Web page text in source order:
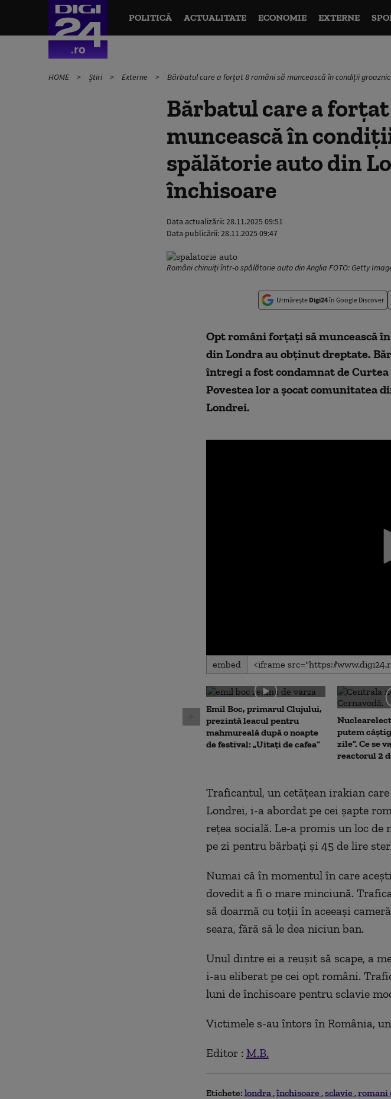
POLITICĂ ACTUALITATE ECONOMIE EXTERNE
HOME Știri Externe Bărbatul care a forțat 8 români să muncească în condiții
Bărbatul care a
muncească în
spălătorie auto din
închisoare
Data actualizării:28.11.2025 09:51
Data publicării:28.11.2025 09:47
Români chinuiți într-o spălătorie auto din Anglia FOTO: Getty
Urmărește Digi24în Google Discover
Opt români forțați să muncească
din Londra au obținut dreptate.
întregi a fost condamnat de
Povestea lor a șocat comunitatea
Londrei.
0
seconds
0
secondsVolume
90%
embed
Emil Boc, primarul Clujului,
prezintă leacul pentru
mahmureală după o noapte
de festival: „Uitați de cafea”
putem
zile”. Ce se
reactorul 2
Traficantul, un cetățean irakian
Londrei, i-a abordat pe cei șapte
rețea socială. Le-a promis un loc
pe zi pentru bărbați și 45 de lire
Numai că în momentul în care
dovedit a fi o mare minciună.
să doarmă cu toții în aceeași
seara, fără să le dea niciun ban.
Unul dintre ei a reușit să scape, a
i-au eliberat pe cei opt români.
luni de închisoare pentru sclavie
Victimele s-au întors în România,
Editor : M.B.
Etichete: londra închisoare sclavie romani